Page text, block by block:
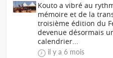
Kouto a vibré au
mémoire et de la
troisième édition du
devenue désormais
calendrier...
il y a 6 mois